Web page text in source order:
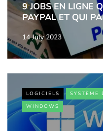
9 JOBS EN LIGNE
PAYPAL ET QUI
14 July 2023
LOGICIELS
SYSTÈME
WINDOWS